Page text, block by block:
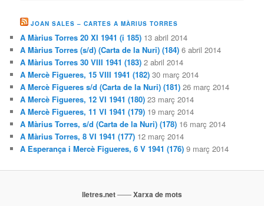
JOAN SALES – CARTES A MÀRIUS TORRES
A Màrius Torres 20 XI 1941 (i 185) 13 abril 2014
A Màrius Torres (s/d) (Carta de la Nuri) (184) 6 abril 2014
A Màrius Torres 30 VIII 1941 (183) 2 abril 2014
A Mercè Figueres, 15 VIII 1941 (182) 30 març 2014
A Mercè Figueres s/d (Carta de la Nuri) (181) 26 març 2014
A Mercè Figueres, 12 VI 1941 (180) 23 març 2014
A Mercè Figueres, 11 VI 1941 (179) 19 març 2014
A Màrius Torres, s/d (Carta de la Nuri) (178) 16 març 2014
A Màrius Torres, 8 VI 1941 (177) 12 març 2014
A Esperança i Mercè Figueres, 6 V 1941 (176) 9 març 2014
lletres.net——Xarxa de mots